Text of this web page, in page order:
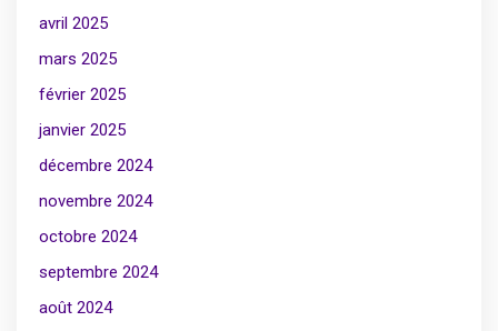
avril 2025
mars 2025
février 2025
janvier 2025
décembre 2024
novembre 2024
octobre 2024
septembre 2024
août 2024